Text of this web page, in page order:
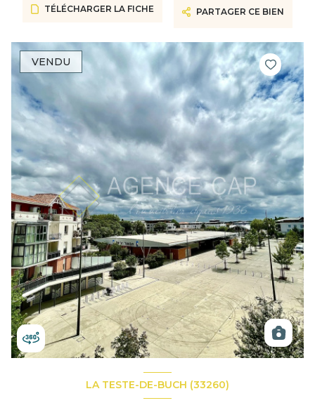
TÉLÉCHARGER LA FICHE PARTAGER CE BIEN
VENDU
LA TESTE-DE-BUCH (33260)